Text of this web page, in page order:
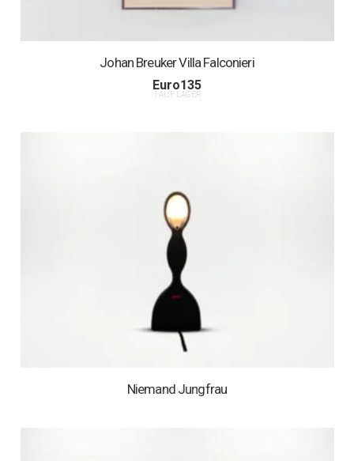
Johan Breuker Villa Falconieri
Euro135
1 AUF LAGER
Niemand Jungfrau
1 AUF LAGER